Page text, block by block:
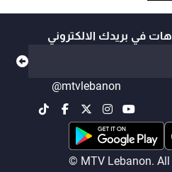
في بريدك الالكتروني
@mtvlebanon
© MTV Lebanon. All